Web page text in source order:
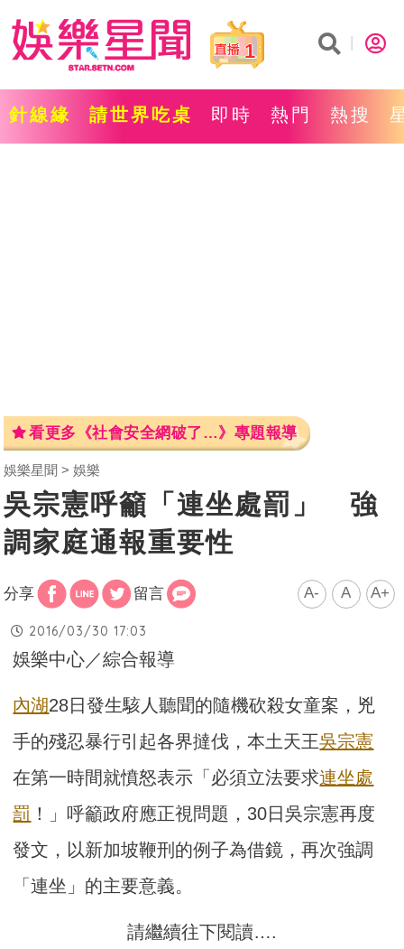
1
針線緣 請世界吃桌 即時 熱門 熱搜
看更多《社會安全網破了…》專題報導
娛樂星聞 娛樂
吳宗憲呼籲「連坐處罰」 強
調家庭通報重要性
分享 留言 A- A A+
2016/03/30 17:03
娛樂中心／綜合報導
內湖28日發生駭人聽聞的隨機砍殺女童案，兇
手的殘忍暴行引起各界撻伐，本土天王吳宗憲
在第一時間就憤怒表示「必須立法要求連坐處
罰 ！」呼籲政府應正視問題，30日吳宗憲再度
發文，以新加坡鞭刑的例子為借鏡，再次強調
「連坐」的主要意義。
請繼續往下閱讀….